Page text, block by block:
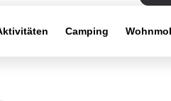
Camping